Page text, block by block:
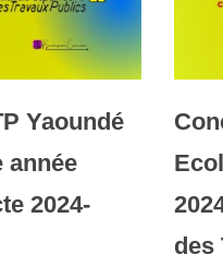
Yaoundé
année
2024-
des